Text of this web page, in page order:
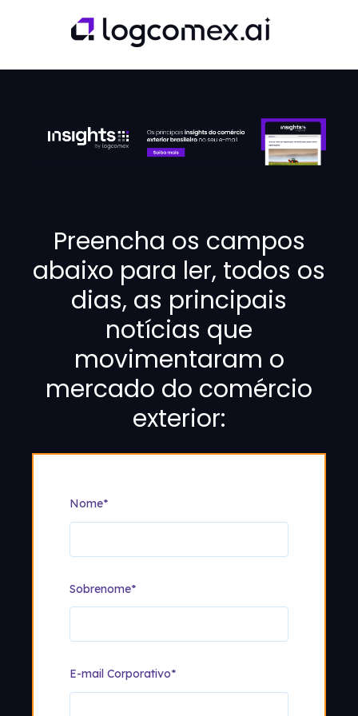
Preencha os campos
abaixo para ler, todos os
dias, as principais
notícias que
movimentaram o
mercado do comércio
exterior:
Nome*
Sobrenome*
E-mail Corporativo*